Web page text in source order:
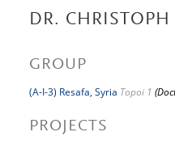
DR.
GROUP
(A-I-3) Resafa, Syria Topoi 1
PROJECTS